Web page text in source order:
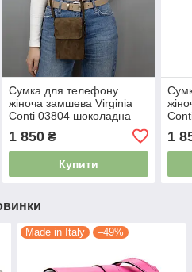
Сумка для телефону
жіноча замшева Virginia
Conti 03804 шоколадна
1 850₴
Купити
1
Made in Italy –49%